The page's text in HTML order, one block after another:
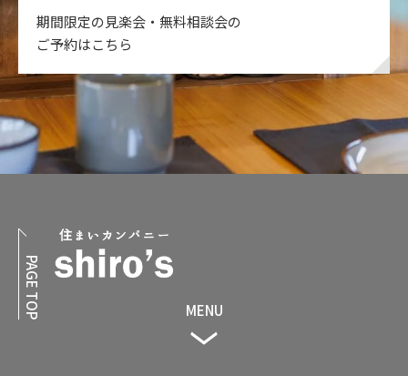
期間限定の見楽会・無料相談会の
ご予約はこちら
MENU
PAGE TOP